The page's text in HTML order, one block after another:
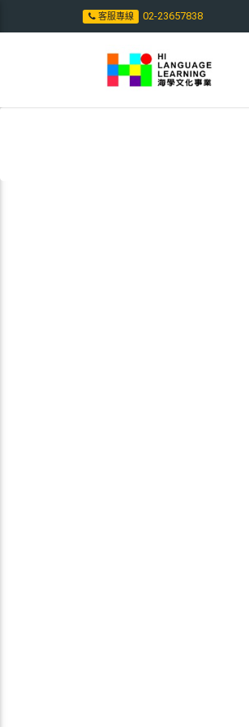
客服專線 02-23657838